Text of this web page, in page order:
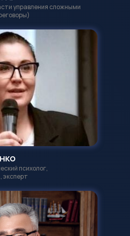
управления сложными
психолог,
эксперт